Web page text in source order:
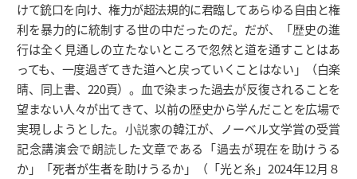
けて銃口を向け、権力が超法規的に君臨してあらゆる自由と権
利を暴力的に統制する世の中だったのだ。だが、「歴史の進
行は全く見通しの立たないところで忽然と道を通すことはあ
っても、一度過ぎてきた道へと戻っていくことはない」（白楽
晴、同上書、220頁）。血で染まった過去が反復されることを
望まない人々が出てきて、以前の歴史から学んだことを広場で
実現しようとした。小説家の韓江が、ノーベル文学賞の受賞
記念講演会で朗読した文章である「過去が現在を助けうる
か」「死者が生者を助けうるか」（「光と糸」2024年12月８